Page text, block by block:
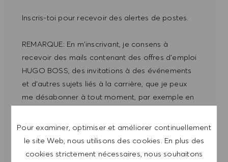
Pour examiner, optimiser et améliorer continuellement
le site Web, nous utilisons des cookies. En plus des
cookies strictement nécessaires, nous souhaitons
Inscris-toi pour recevoir des alertes de postes.
REMARQUE: En m'inscrivant, je consens à
recevoir des mails contenant des offres d'emploi
HUGO BOSS, des invitations à des événements
et d'autres sujets liés à la carrière, que je peux
me désabonner à tout moment, par exemple en
reconnais que mes données personnelles seront
traitées conformément à la
POLITIQUE DE
CONFIDENTIALITÉ